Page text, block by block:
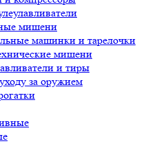
мишени
машинки и тарелочки
мишени
и тиры
за оружием